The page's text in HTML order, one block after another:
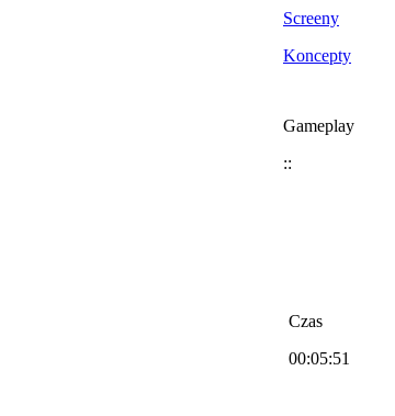
Screeny
Koncepty
Gameplay
::
Czas
00:05:51